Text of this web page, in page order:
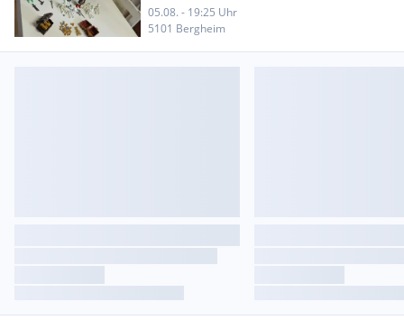
05.08. - 19:25 Uhr
5101 Bergheim